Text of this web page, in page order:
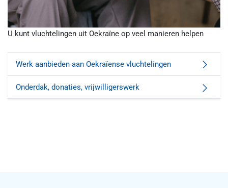
U kunt vluchtelingen uit Oekraïne op veel manieren helpen
Werk aanbieden aan Oekraïense vluchtelingen
Onderdak, donaties, vrijwilligerswerk